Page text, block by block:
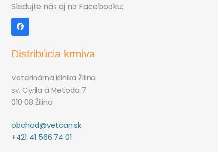
Sledujte nás aj na Facebooku:
Distribúcia krmiva
Veterinárna klinika Žilina
sv. Cyrila a Metoda 7
010 08 Žilina
obchod@vetcan.sk
+421 41 566 74 01